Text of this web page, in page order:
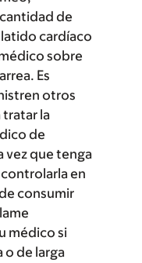
de
cardíaco
sobre
Es
otros
la
de
vez que tenga
en
consumir
médico si
o de larga